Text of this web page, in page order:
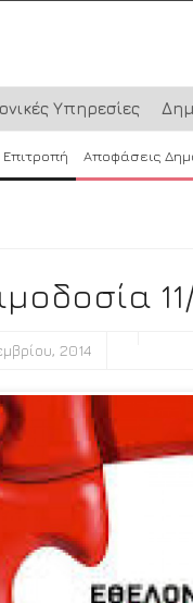
Υπηρεσίες
Επιτροπή Αποφάσεις
2014